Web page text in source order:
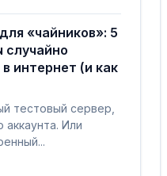
«чайников»: 5
случайно
интернет (и как
тестовый сервер,
аккаунта. Или